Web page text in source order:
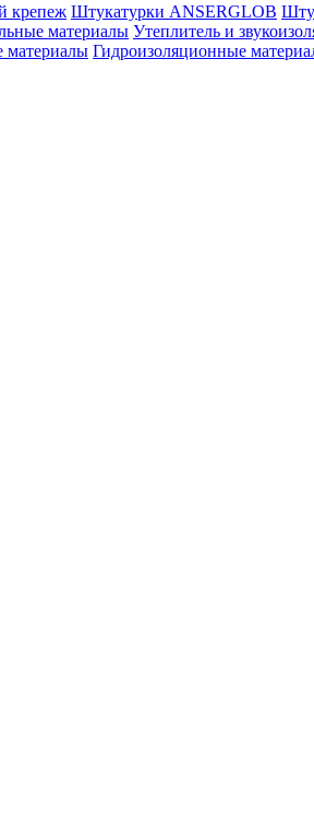
крепеж Штукатурки ANSERGLOB
материалы Утеплитель и
материалы Гидроизоляционные